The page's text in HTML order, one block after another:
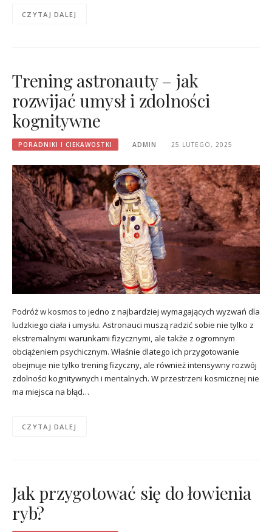
CZYTAJ DALEJ
Trening astronauty – jak
rozwijać umysł i zdolności
kognitywne
PORADNIKI I CIEKAWOSTKI ADMIN 25 LUTEGO, 2025
Podróż w kosmos to jedno z najbardziej wymagających wyzwań dla
ludzkiego ciała i umysłu. Astronauci muszą radzić sobie nie tylko z
ekstremalnymi warunkami fizycznymi, ale także z ogromnym
obciążeniem psychicznym. Właśnie dlatego ich przygotowanie
obejmuje nie tylko trening fizyczny, ale również intensywny rozwój
zdolności kognitywnych i mentalnych. W przestrzeni kosmicznej nie
ma miejsca na błąd…
CZYTAJ DALEJ
Jak przygotować się do łowienia
ryb?